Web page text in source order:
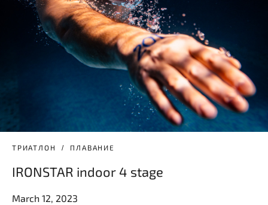
ТРИАТЛОН ПЛАВАНИЕ
IRONSTAR indoor 4 stage
March 12, 2023